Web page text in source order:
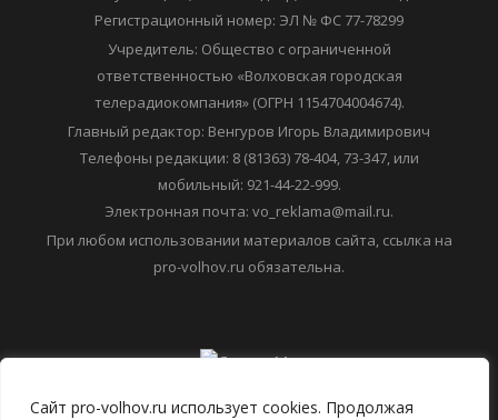
Сайт pro-volhov.ru использует cookies. Продолжая
сфере связи, информационных технологий и массовых
коммуникаций (Роскомнадзор) 15 мая 2020 года.
Регистрационный номер: ЭЛ № ФС 77-78299
Учредитель: Общество с ограниченной
ответственностью «Волховская городская
телерадиокомпания» (ОГРН 1154704004674).
Главный редактор: Венгуров Игорь Владимирович
Телефоны редакции: 8 (81363) 78-404, 73-347, или
Электронная почта: vo_reklama@mail.ru.